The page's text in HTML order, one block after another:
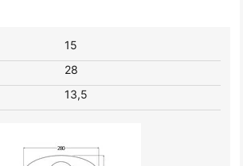
28
15
13,5